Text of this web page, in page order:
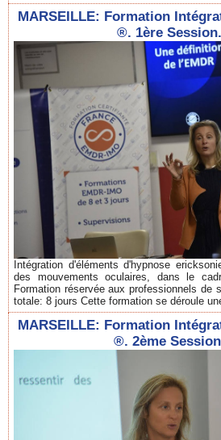
MARSEILLE: Formation
®. 1ère
Intégration d'éléments d'hypnose
des mouvements oculaires, dans le
Formation réservée aux professionnels de
totale: 8 jours Cette formation se déroule
MARSEILLE: Formation
®. 2ème